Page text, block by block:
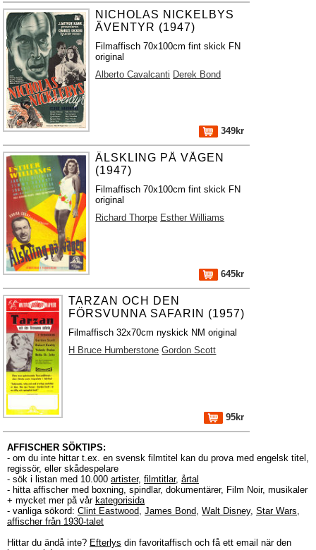
NICHOLAS NICKELBYS
ÄVENTYR (1947)
Filmaffisch 70x100cm fint skick FN
original
Alberto Cavalcanti Derek Bond
349kr
ÄLSKLING PÅ VÅGEN
(1947)
Filmaffisch 70x100cm fint skick FN
original
Richard Thorpe Esther Williams
645kr
TARZAN OCH DEN
FÖRSVUNNA SAFARIN (1957)
Filmaffisch 32x70cm nyskick NM original
H Bruce Humberstone Gordon Scott
95kr
AFFISCHER SÖKTIPS:
- om du inte hittar t.ex. en svensk filmtitel kan du prova med engelsk titel,
regissör, eller skådespelare
- sök i listan med 10.000 artister, filmtitlar, årtal
- hitta affischer med boxning, spindlar, dokumentärer, Film Noir, musikaler
+ mycket mer på vår kategorisida
- vanliga sökord: Clint Eastwood, James Bond, Walt Disney, Star Wars,
affischer från 1930-talet
Hittar du ändå inte? Efterlys din favoritaffisch och få ett email när den